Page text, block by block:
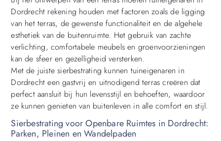
Dordrecht rekening houden met factoren zoals de ligging
van het terras, de gewenste functionaliteit en de algehele
esthetiek van de buitenruimte. Het gebruik van zachte
verlichting, comfortabele meubels en groenvoorzieningen
kan de sfeer en gezelligheid versterken.
Met de juiste sierbestrating kunnen tuineigenaren in
Dordrecht een gastvrij en uitnodigend terras creëren dat
perfect aansluit bij hun levensstijl en behoeften, waardoor
ze kunnen genieten van buitenleven in alle comfort en stijl.
Sierbestrating voor Openbare Ruimtes in Dordrecht:
Parken, Pleinen en Wandelpaden